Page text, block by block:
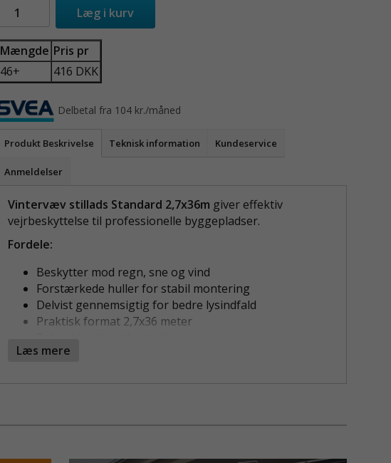
Læg i kurv
Mængde Pris pr
46+
416 DKK
Delbetal fra 104 kr./måned
Produkt Beskrivelse Teknisk information Kundeservice
Anmeldelser
Vintervæv stillads Standard 2,7x36m giver effektiv
vejrbeskyttelse til professionelle byggepladser.
Fordele:
Beskytter mod regn, sne og vind
Forstærkede huller for stabil montering
Delvist gennemsigtig for bedre lysindfald
Praktisk format 2,7x36 meter
forstærket stilladsplast, der sikrer stabile arbejdsforhold
kulde og er velegnet som afdækning på stilladser i
Læs mere